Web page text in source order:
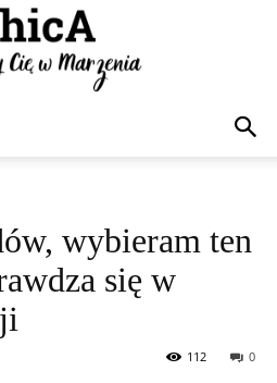
wybieram ten
się w
0
112